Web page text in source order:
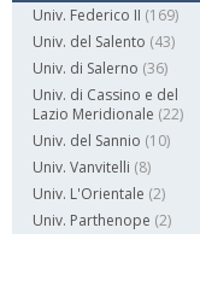
Univ. Federico II (169)
Univ. del Salento (43)
Univ. di Salerno (36)
Univ. di Cassino e del
Lazio Meridionale (22)
Univ. del Sannio (10)
Univ. Vanvitelli (8)
Univ. L'Orientale (2)
Univ. Parthenope (2)